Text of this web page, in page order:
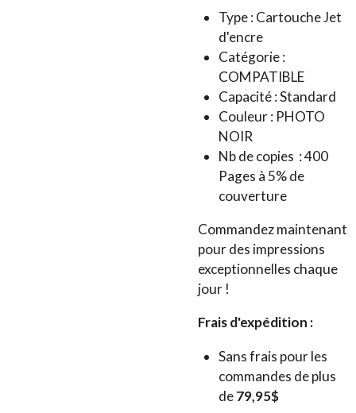
Type : Cartouche Jet
d'encre
Catégorie :
COMPATIBLE
Capacité : Standard
Couleur : PHOTO
NOIR
Nb de copies : 400
Pages à 5% de
couverture
Commandez maintenant
pour des impressions
exceptionnelles chaque
jour !
Frais d'expédition :
Sans frais pour les
commandes de plus
de79,95$